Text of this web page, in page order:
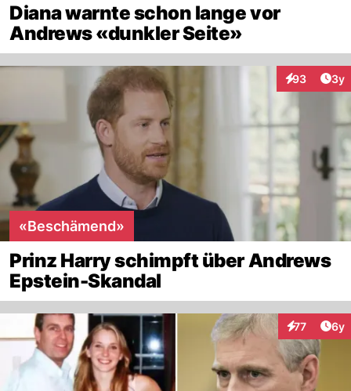
Diana warnte schon lange vor
Andrews «dunkler Seite»
93
Interaktionen
3y
«Beschämend»
Prinz Harry schimpft über Andrews
Epstein-Skandal
77 6y